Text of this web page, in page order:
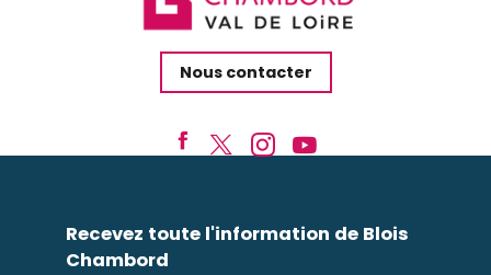
Nous contacter
Recevez toute l'information de Blois
Chambord